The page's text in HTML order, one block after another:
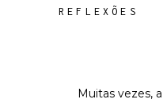
REFLEXÕES
Muitas vezes,